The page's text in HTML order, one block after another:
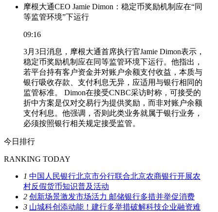
摩根大通CEO Jamie Dimon：稳定币奖励机制应在“同
等监管环境”下运行
09:16
3月3日消息，摩根大通首席执行官Jamie Dimon表示，
稳定币奖励机制应在同等监管环境下运行。他指出，
若平台持有客户资金并对账户余额支付收益，本质与
银行吸收存款、支付利息无异，应适用与银行相同的
监管标准。 Dimon在接受CNBC采访时称，可接受的
折中方案是仅对交易行为提供奖励，而非对账户余额
支付利息。他强调，否则此类业务就属于银行业务，
必须按照银行相关规定接受监管。
今日排行
RANKING TODAY
1 中国人民银行北京市分行联合北京农商银行开展农
村反假货币知识普及活动
2 创新场景激发市场活力 邮储银行多措并举促消费
3 山城科创添动能！建行多举措破解科技企业融资难